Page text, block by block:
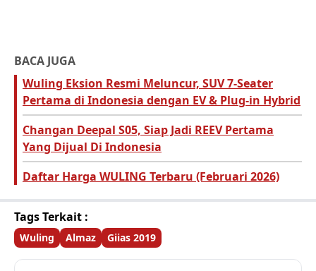
BACA JUGA
Wuling Eksion Resmi Meluncur, SUV 7-Seater
Pertama di Indonesia dengan EV & Plug-in Hybrid
Changan Deepal S05, Siap Jadi REEV Pertama
Yang Dijual Di Indonesia
Daftar Harga WULING Terbaru (Februari 2026)
Tags Terkait :
Wuling Almaz Giias 2019